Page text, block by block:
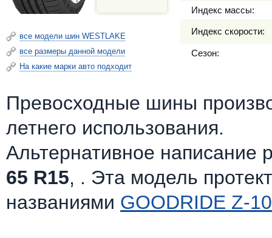
все модели шин WESTLAKE
все размеры данной модели
На какие марки авто подходит
Индекс массы:
Индекс скорости:
Сезон:
Превосходные шины
летнего использования.
Альтернативное написание
65 R15, . Эта модель
названиями GOODRIDE Z-